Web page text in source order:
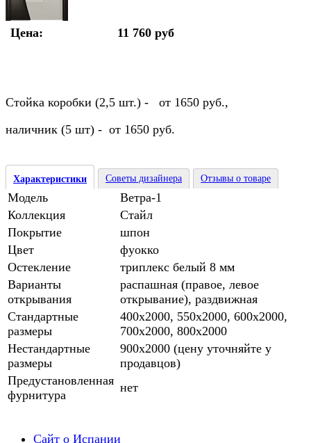
Цена: 11 760 руб
Стойка коробки (2,5 шт.) - от 1650 руб.,
наличник (5 шт) - от 1650 руб.
Характеристики Советы дизайнера Отзывы о товаре
Модель
Ветра-1
Коллекция
Стайл
Покрытие
шпон
Цвет
фуокко
Остекление
триплекс белый 8 мм
Варианты
открывания
распашная (правое, левое
открывание), раздвижная
Стандартные
размеры
400х2000, 550х2000, 600х2000,
700х2000, 800х2000
Нестандартные
размеры
900х2000 (цену уточняйте у
продавцов)
Предустановленная
фурнитура
нет
Сайт о Испании